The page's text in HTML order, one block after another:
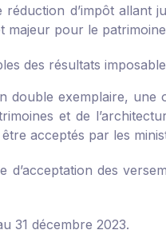
d’impôt allant
pour le
des résultats
double exemplaire, une
et de
acceptés par les
d’acceptation des
31 décembre 2023.